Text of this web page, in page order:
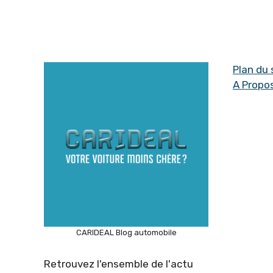
CARIDEAL Blog automobile
Retrouvez l'ensemble de l'actu
Plan du
A